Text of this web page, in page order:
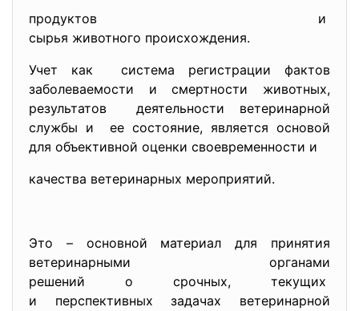
продуктов и
сырья животного происхождения.
Учет как система регистрации фактов
заболеваемости и смертности животных,
результатов деятельности ветеринарной
службы и ее состояние, является основой
для объективной оценки своевременности и
качества ветеринарных мероприятий.
Это – основной материал для принятия
ветеринарными органами
решений о срочных, текущих
и перспективных задачах ветеринарной